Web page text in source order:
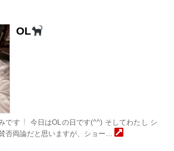
OL
です
今日はOLの日です(^^) そしてわたし シ
否両論だと思いますが、ショー…